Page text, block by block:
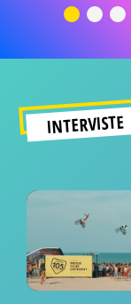
significato
INTERVISTE